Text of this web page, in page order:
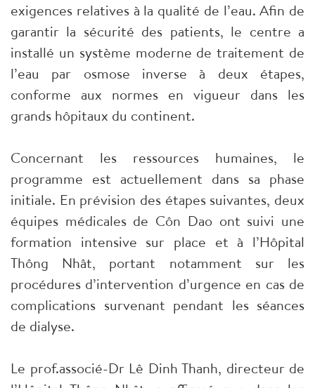
exigences relatives à la qualité de l’eau. Afin de
garantir la sécurité des patients, le centre a
installé un système moderne de traitement de
l’eau par osmose inverse à deux étapes,
conforme aux normes en vigueur dans les
grands hôpitaux du continent.
Concernant les ressources humaines, le
programme est actuellement dans sa phase
initiale. En prévision des étapes suivantes, deux
équipes médicales de Côn Dao ont suivi une
formation intensive sur place et à l’Hôpital
Thông Nhât, portant notamment sur les
procédures d’intervention d’urgence en cas de
complications survenant pendant les séances
de dialyse.
Le prof.associé-Dr Lê Dinh Thanh, directeur de